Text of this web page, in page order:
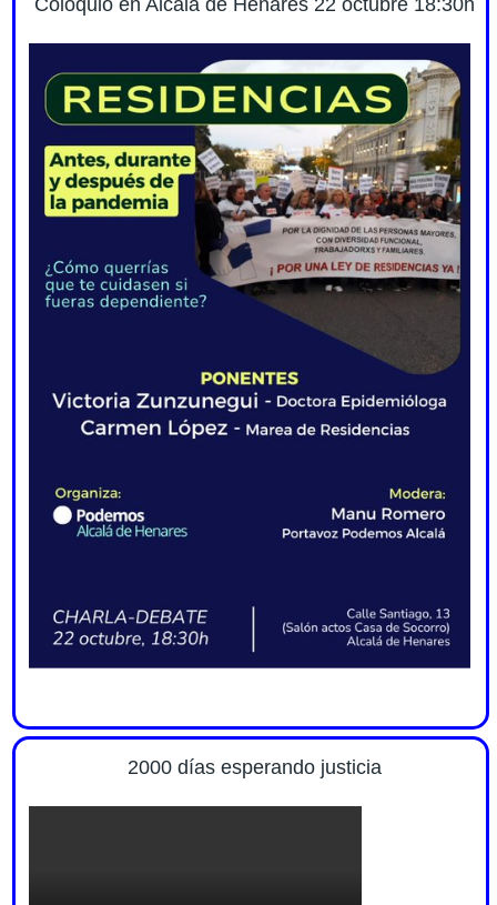
2000 días esperando justicia